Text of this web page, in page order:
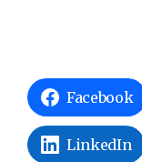
Facebook
LinkedIn